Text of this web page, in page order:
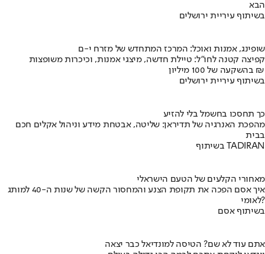
הבא
בשיתוף עיריית ירושלים
שופינג, אמנות ואוכל: המרכז המתחדש של מזרח י-ם
קפיצה קטנה לחו"ל: טיילת חדשה, מיצגי אמנות, וכיכרות משופצות
בהשקעה של 100 מיליון ₪
בשיתוף עיריית ירושלים
כך תחסכו בחשמל בלי להזיע
מהפכת האנרגיה של תדיראן: שליטה, אבטחת מידע וניהול אקלים חכם
בבית
בשיתוף TADIRAN
מאחורי הקלעים של הטעם הישראלי
איך אסם הפכה את תקופת הצנע והמחסור הקשה של שנות ה-40 למותג
לאומי?
בשיתוף אסם
אתם עוד לא שם? הטיסה למונדיאל כבר יצאה